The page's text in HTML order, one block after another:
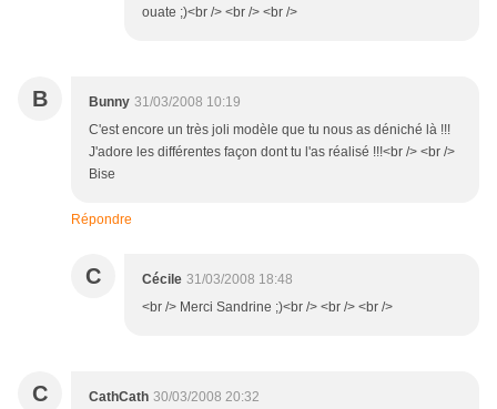
ouate ;)<br /> <br /> <br />
B Bunny 31/03/2008 10:19
C'est encore un très joli modèle que tu nous as déniché là !!!
J'adore les différentes façon dont tu l'as réalisé !!!<br /> <br />
Bise
Répondre
C Cécile 31/03/2008 18:48
<br /> Merci Sandrine ;)<br /> <br /> <br />
C CathCath 30/03/2008 20:32